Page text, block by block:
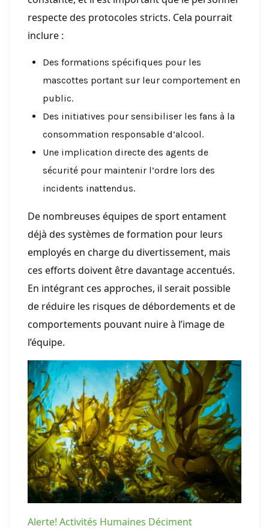
respecte des protocoles stricts. Cela pourrait
inclure :
Des formations spécifiques pour les
mascottes portant sur leur comportement en
public.
Des initiatives pour sensibiliser les fans à la
consommation responsable d’alcool.
Une implication directe des agents de
sécurité pour maintenir l’ordre lors des
incidents inattendus.
De nombreuses équipes de sport entament
déjà des systèmes de formation pour leurs
employés en charge du divertissement, mais
ces efforts doivent être davantage accentués.
En intégrant ces approches, il serait possible
de réduire les risques de débordements et de
comportements pouvant nuire à l’image de
l’équipe.
Alerte! Activités Humaines Déciment